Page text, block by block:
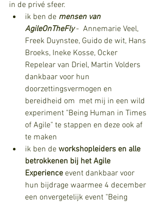
in de privé sfeer.
ik ben de mensen van
AgileOnTheFly -  Annemarie Veel,
Freek Duynstee, Guido de wit, Hans
Broeks, Ineke Kosse, Ocker
Repelear van Driel, Martin Volders
dankbaar voor hun
doorzettingsvermogen en
bereidheid om  met mij in een wild
experiment "Being Human in Times
of Agile" te stappen en deze ook af
te maken
ik ben de workshopleiders en alle
betrokkenen bij het Agile
Experience event dankbaar voor
hun bijdrage waarmee 4 december
een onvergetelijk event "Being